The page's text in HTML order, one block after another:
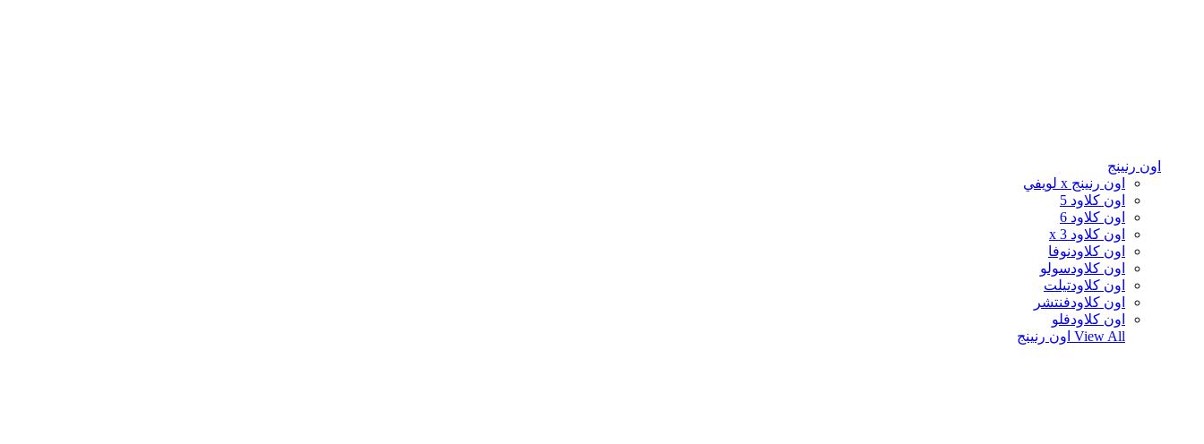
اون رنينج
اون رنينج x لويفي
اون كلاود 5
اون كلاود 6
اون كلاود x 3
اون كلاودنوفا
اون كلاودسولو
اون كلاودتيلت
اون كلاودفنتشر
اون كلاودفلو
View All اون رنينج